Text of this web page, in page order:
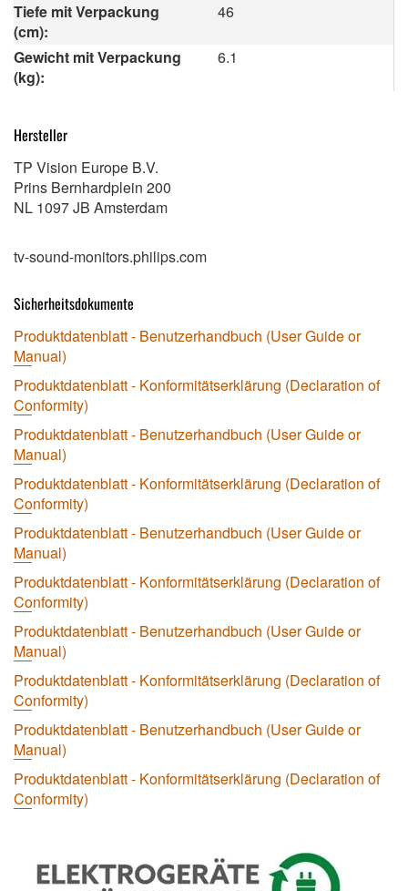
Tiefe mit Verpackung
(cm):
46
Gewicht mit Verpackung
(kg):
6.1
Hersteller
TP Vision Europe B.V.
Prins Bernhardplein 200
NL 1097 JB Amsterdam
tv-sound-monitors.philips.com
Sicherheitsdokumente
Produktdatenblatt - Benutzerhandbuch (User Guide or
Manual)
Produktdatenblatt - Konformitätserklärung (Declaration of
Conformity)
Produktdatenblatt - Benutzerhandbuch (User Guide or
Manual)
Produktdatenblatt - Konformitätserklärung (Declaration of
Conformity)
Produktdatenblatt - Benutzerhandbuch (User Guide or
Manual)
Produktdatenblatt - Konformitätserklärung (Declaration of
Conformity)
Produktdatenblatt - Benutzerhandbuch (User Guide or
Manual)
Produktdatenblatt - Konformitätserklärung (Declaration of
Conformity)
Produktdatenblatt - Benutzerhandbuch (User Guide or
Manual)
Produktdatenblatt - Konformitätserklärung (Declaration of
Conformity)